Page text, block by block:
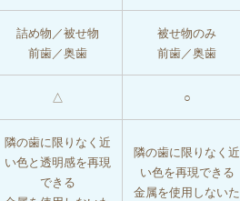
詰め物／被せ物
前歯／奥歯
被せ物のみ
前歯／奥歯
△ ○
隣の歯に限りなく近
い色と透明感を再現
できる
隣の歯に限りなく近
い色を再現できる
金属を使用しないた